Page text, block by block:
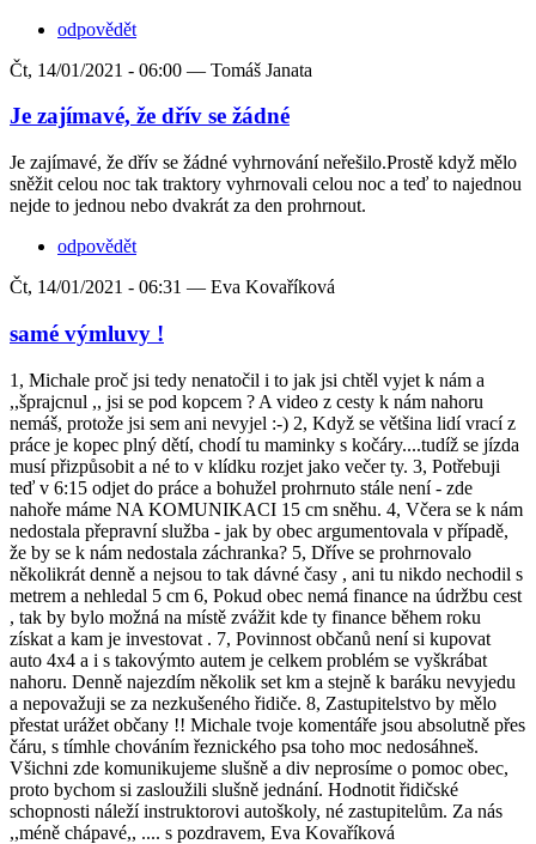
odpovědět
Čt, 14/01/2021 - 06:00 — Tomáš Janata
Je zajímavé, že dřív se žádné
Je zajímavé, že dřív se žádné vyhrnování neřešilo.Prostě když mělo
sněžit celou noc tak traktory vyhrnovali celou noc a teď to najednou
nejde to jednou nebo dvakrát za den prohrnout.
odpovědět
Čt, 14/01/2021 - 06:31 — Eva Kovaříková
samé výmluvy !
1, Michale proč jsi tedy nenatočil i to jak jsi chtěl vyjet k nám a
,,šprajcnul ,, jsi se pod kopcem ? A video z cesty k nám nahoru
nemáš, protože jsi sem ani nevyjel :-) 2, Když se většina lidí vrací z
práce je kopec plný dětí, chodí tu maminky s kočáry....tudíž se jízda
musí přizpůsobit a né to v klídku rozjet jako večer ty. 3, Potřebuji
teď v 6:15 odjet do práce a bohužel prohrnuto stále není - zde
nahoře máme NA KOMUNIKACI 15 cm sněhu. 4, Včera se k nám
nedostala přepravní služba - jak by obec argumentovala v případě,
že by se k nám nedostala záchranka? 5, Dříve se prohrnovalo
několikrát denně a nejsou to tak dávné časy , ani tu nikdo nechodil s
metrem a nehledal 5 cm 6, Pokud obec nemá finance na údržbu cest
, tak by bylo možná na místě zvážit kde ty finance během roku
získat a kam je investovat . 7, Povinnost občanů není si kupovat
auto 4x4 a i s takovýmto autem je celkem problém se vyškrábat
nahoru. Denně najezdím několik set km a stejně k baráku nevyjedu
a nepovažuji se za nezkušeného řidiče. 8, Zastupitelstvo by mělo
přestat urážet občany !! Michale tvoje komentáře jsou absolutně přes
čáru, s tímhle chováním řeznického psa toho moc nedosáhneš.
Všichni zde komunikujeme slušně a div neprosíme o pomoc obec,
proto bychom si zasloužili slušně jednání. Hodnotit řidičské
schopnosti náleží instruktorovi autoškoly, né zastupitelům. Za nás
,,méně chápavé,, .... s pozdravem, Eva Kovaříková